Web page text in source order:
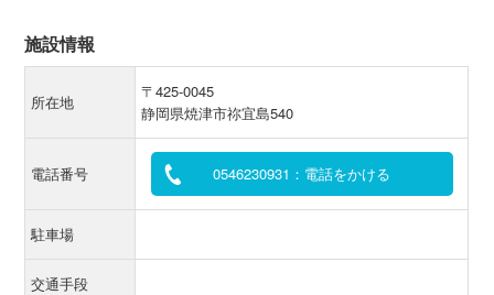
施設情報
所在地
〒425-0045
静岡県焼津市祢宜島540
電話番号 0546230931：電話をかける
駐車場
交通手段